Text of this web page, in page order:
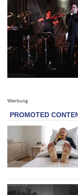
Werbung